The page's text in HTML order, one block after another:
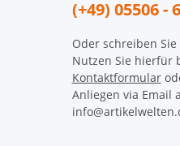
(+49) 05506 -
Oder schreiben
Nutzen Sie hierfür
Kontaktformular
Anliegen via Email